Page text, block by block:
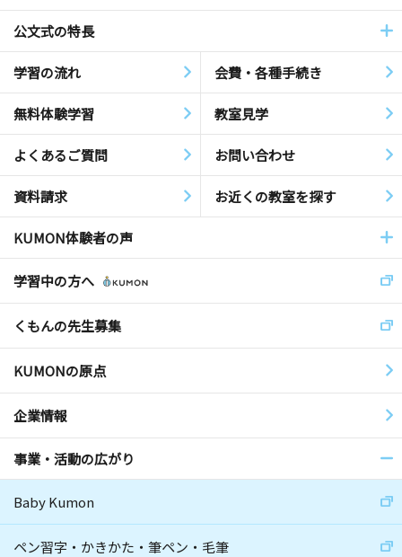
公文式の特長
学習の流れ 会費・各種手続き
無料体験学習 教室見学
よくあるご質問 お問い合わせ
資料請求 お近くの教室を探す
KUMON体験者の声
学習中の方へ
くもんの先生募集
KUMONの原点
企業情報
事業・活動の広がり
Baby Kumon
ペン習字・かきかた・筆ペン・毛筆